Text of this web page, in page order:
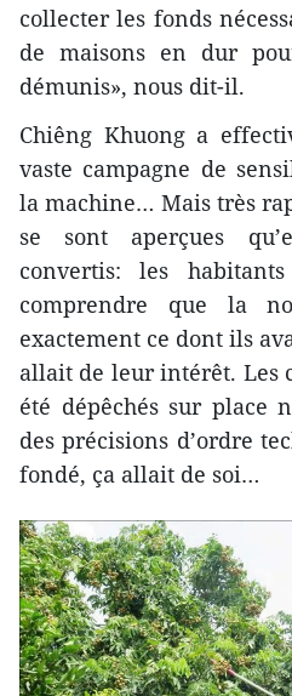
collecter les fonds
de maisons en dur
démunis», nous dit-il.
Chiêng Khuong a
vaste campagne de
la machine… Mais très
se sont aperçues
convertis: les
comprendre que la
exactement ce dont ils
allait de leur intérêt. Les
été dépêchés sur place
des précisions d’ordre
fondé, ça allait de soi…